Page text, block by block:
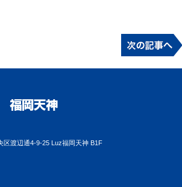
区渡辺通4-9-25 Luz福岡天神 B1F